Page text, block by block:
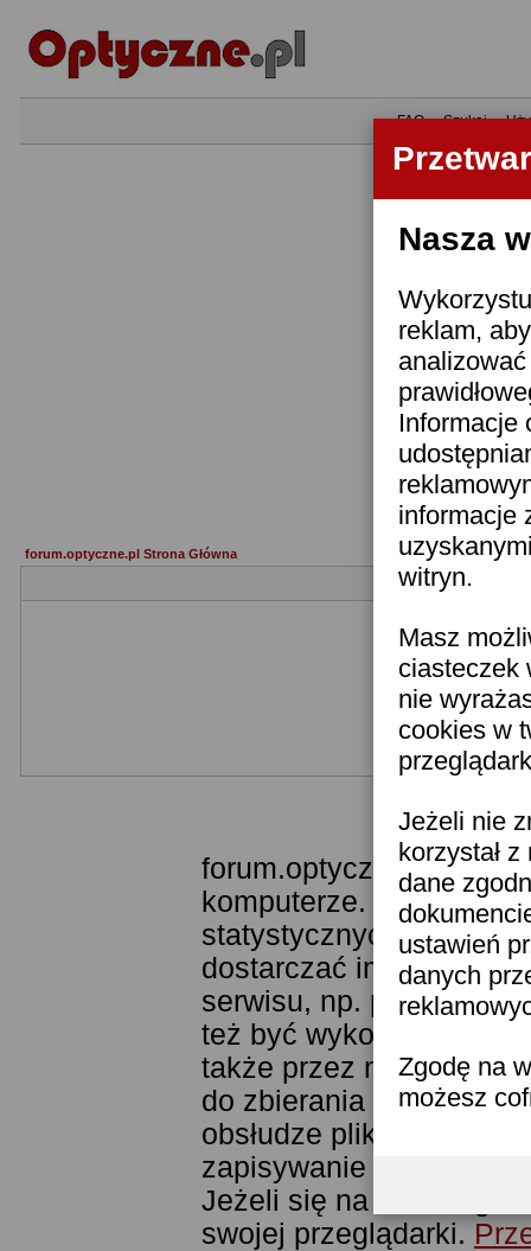
Nasza
reklam,
Informacje
informacje
witryn.
Masz
ciasteczek
nie
cookies w
Jeżeli nie
korzystał
dane
ustawień
danych
Zgodę na
możesz
•FAQ•Szukaj•
forum.optyczne.pl Strona Główna
forum.optyczne.pl
komputerze.
statystycznych.
dostarczać im
serwisu, np. poprzez
też być
także przez narzędzie
do zbierania statystyk.
obsłudze plików
zapisywanie ich w
Jeżeli się na to nie
swojej przeglądarki.